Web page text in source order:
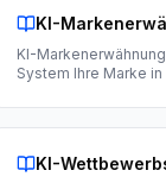
KI-
KI-
System Ihre Marke
KI-